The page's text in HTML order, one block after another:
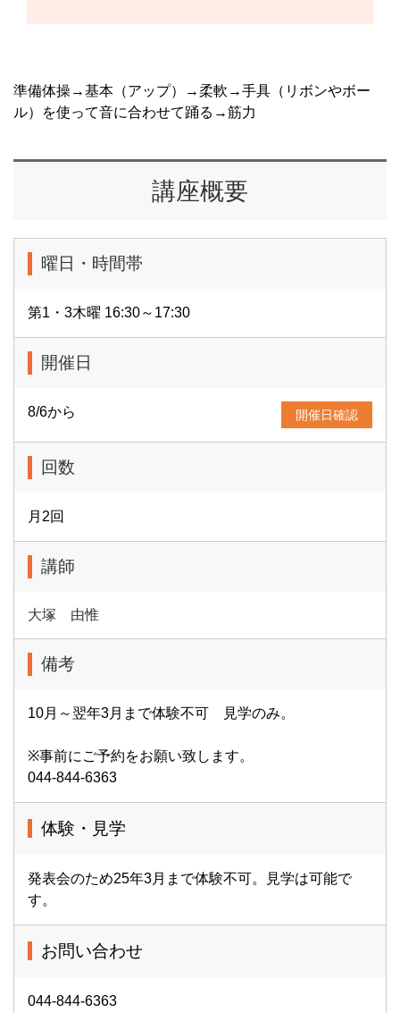
準備体操→基本（アップ）→柔軟→手具（リボンやボー
ル）を使って音に合わせて踊る→筋力
講座概要
曜日・時間帯
第1・3木曜 16:30～17:30
開催日
8/6から 開催日確認
回数
月2回
講師
大塚 由惟
備考
10月～翌年3月まで体験不可 見学のみ。
※事前にご予約をお願い致します。
044-844-6363
体験・見学
発表会のため25年3月まで体験不可。見学は可能で
す。
お問い合わせ
044-844-6363